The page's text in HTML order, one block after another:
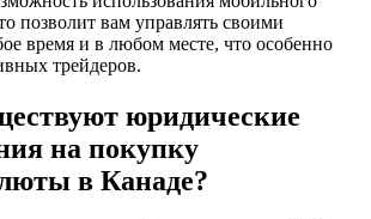
позволит вам управлять своими
время и в любом месте, что особенно
трейдеров.
юридические
на покупку
в Канаде?